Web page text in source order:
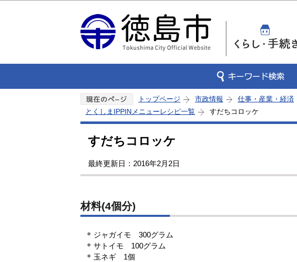
トップページ 市政情報 仕事・産業・経済
とくしまIPPINメニューレシピ一覧
すだちコロッケ
すだちコロッケ
最終更新日：2016年2月2日
材料(4個分)
ジャガイモ 300グラム
サトイモ 100グラム
玉ネギ 1個